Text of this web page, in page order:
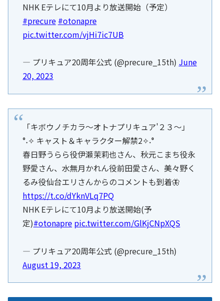
NHK Eテレにて10月より放送開始（予定）
#precure #otonapre
pic.twitter.com/vjHi7ic7UB
— プリキュア20周年公式 (@precure_15th) June
20, 2023
「キボウノチカラ～オトナプリキュア'２３～」
°˖✧ キャスト＆キャラクター解禁2✧˖°
春日野うらら役伊瀬茉莉也さん、秋元こまち役永
野愛さん、水無月かれん役前田愛さん、美々野く
るみ役仙台エリさんからのコメントも到着🦋
https://t.co/dYknVLq7PQ
NHK Eテレにて10月より放送開始(予
定)#otonapre pic.twitter.com/GlKjCNpXQS
— プリキュア20周年公式 (@precure_15th)
August 19, 2023